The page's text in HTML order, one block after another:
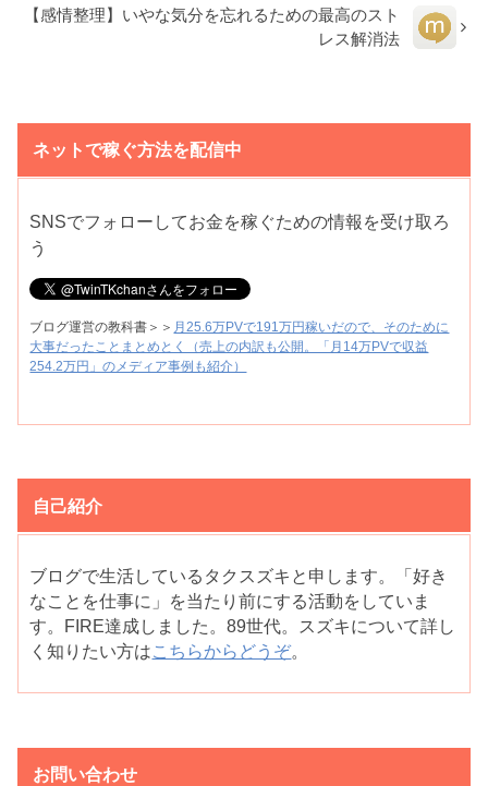
【感情整理】いやな気分を忘れるための最高のスト
レス解消法
ネットで稼ぐ方法を配信中
SNSでフォローしてお金を稼ぐための情報を受け取ろ
う
ブログ運営の教科書＞＞ 月25.6万PVで191万円稼いだので、そのために
大事だったことまとめとく（売上の内訳も公開。「月14万PVで収益
254.2万円」のメディア事例も紹介）
自己紹介
ブログで生活しているタクスズキと申します。「好き
なことを仕事に」を当たり前にする活動をしていま
す。FIRE達成しました。89世代。スズキについて詳し
く知りたい方はこちらからどうぞ。
お問い合わせ